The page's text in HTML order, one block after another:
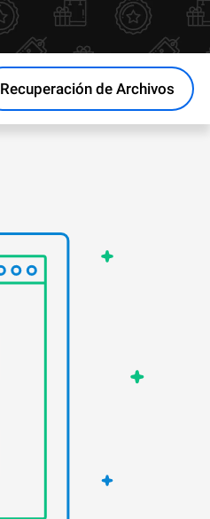
Recuperación de Archivos